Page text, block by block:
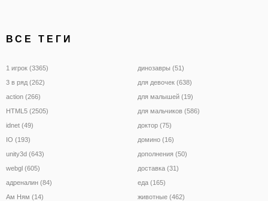
ВСЕ ТЕГИ
1 игрок (3365)
3 в ряд (262)
action (266)
HTML5 (2505)
idnet (49)
IO (193)
unity3d (643)
webgl (605)
адреналин (84)
Ам Ням (14)
динозавры (51)
для девочек (638)
для малышей (19)
для мальчиков (586)
доктор (75)
домино (16)
дополнения (50)
доставка (31)
еда (165)
животные (462)